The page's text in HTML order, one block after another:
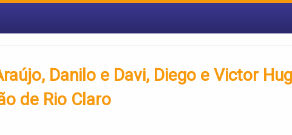
Danilo e Davi, Diego e Victor
de Rio Claro